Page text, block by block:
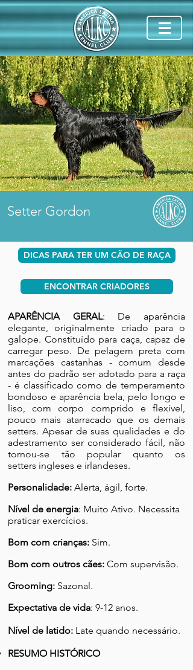
Setter Gordon
DICAS PARA TER UM CÃO DE RAÇA
ENCONTRAR CRIADORES
APARÊNCIA GERAL: De aparência
elegante, originalmente criado para o
galope. Constituído para caça, capaz de
carregar peso. De pelagem preta com
marcações castanhas - comum desde
antes do padrão ser adotado para a raça
- é classificado como de temperamento
bondoso e aparência bela, pelo longo e
liso, com corpo comprido e flexível,
pouco mais atarracado que os demais
setters. Apesar de suas qualidades e do
adestramento ser considerado fácil, não
tornou-se tão popular quanto os
setters ingleses e irlandeses.
Personalidade: Alerta, ágil, forte.
Nível de energia: Muito Ativo. Necessita
praticar exercícios.
Bom com crianças: Sim.
Bom com outros cães: Com supervisão.
Grooming: Sazonal.
Expectativa de vida: 9-12 anos.
Nível de latido: Late quando necessário.
RESUMO HISTÓRICO